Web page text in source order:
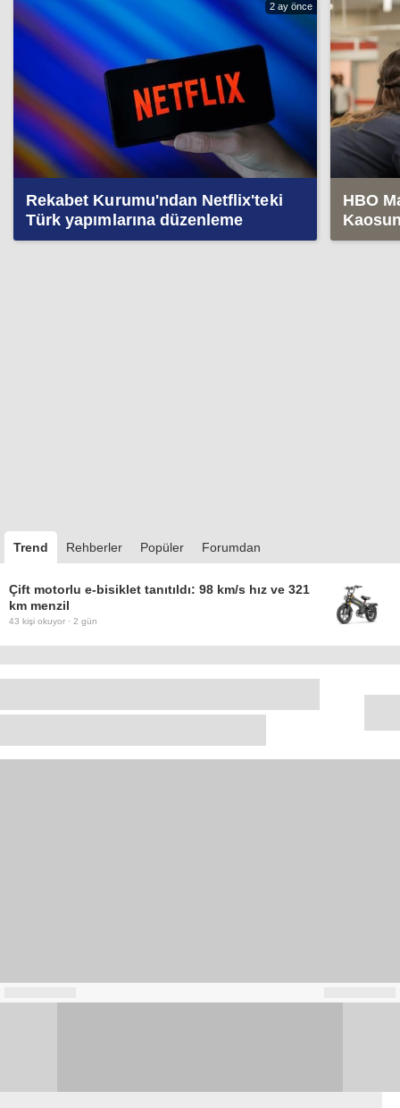
2 ay önce
Rekabet Kurumu'ndan Netflix'teki
Türk yapımlarına düzenleme
HBO
Trend Rehberler Popüler Forumdan
Çift motorlu e-bisiklet tanıtıldı: 98 km/s hız ve 321
km menzil
43 kişi okuyor · 2 gün